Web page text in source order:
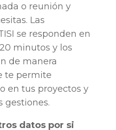
o reunión y
Las
se responden en
minutos y los
de manera
te permite
en tus proyectos y
gestiones.
datos por si